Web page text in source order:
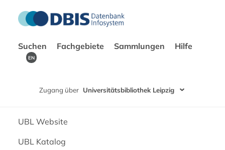
Suchen Fachgebiete Sammlungen Hilfe
EN
Zugang über Universitätsbibliothek Leipzig
UBL Website
UBL Katalog